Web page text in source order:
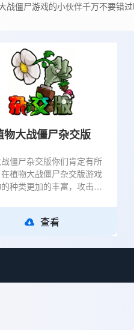
僵尸游戏的小伙伴千万不要错过
物大战僵尸杂交版
僵尸杂交版你们肯定有所
植物大战僵尸杂交版游戏
种类更加的丰富，攻击力
玩起来非常的爽
查看